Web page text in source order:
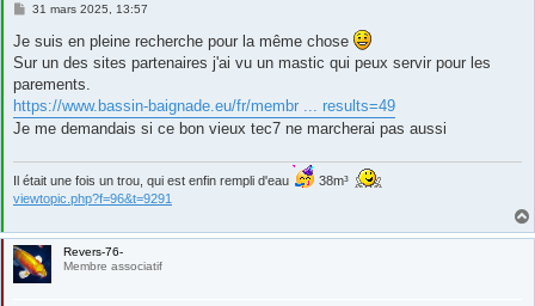
M
s
s
a
g
e
31 mars 2025, 13:57
Je suis en pleine recherche pour la même chose
Sur un des sites partenaires j'ai vu un mastic qui peux servir pour les
parements.
https://www.bassin-baignade.eu/fr/membr ... results=49
Je me demandais si ce bon vieux tec7 ne marcherai pas aussi
Il était une fois un trou, qui est enfin rempli d'eau
38m³
viewtopic.php?f=96&t=9291
Revers-76-
Membre associatif